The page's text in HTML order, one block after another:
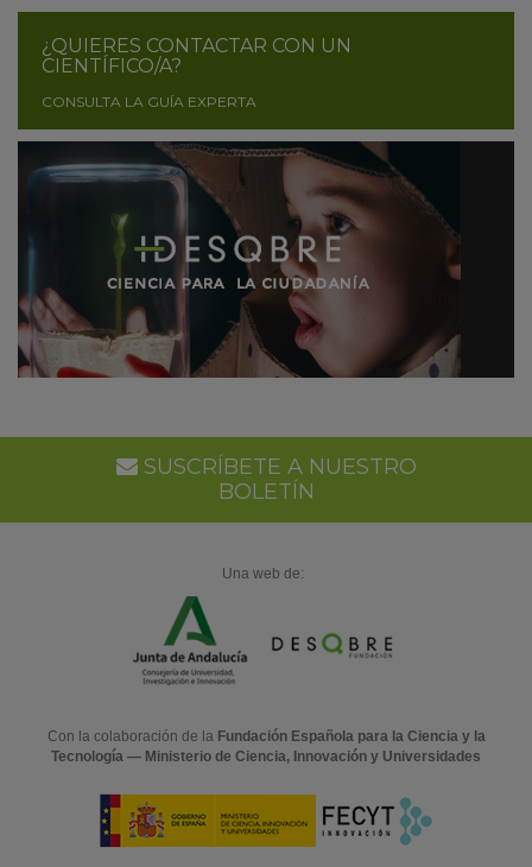
¿QUIERES CONTACTAR CON UN
CIENTÍFICO/A?
CONSULTA LA GUÍA EXPERTA
SUSCRÍBETE A NUESTRO
BOLETÍN
Una web de:
Con la colaboración de la Fundación Española para la Ciencia y la
Tecnología — Ministerio de Ciencia, Innovación y Universidades